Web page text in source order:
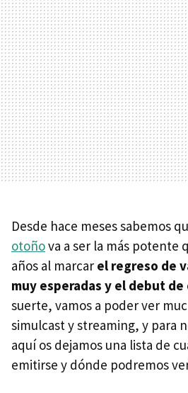
Desde hace meses sabemos
otoñova a ser la más potente
años al marcar el regreso de
muy esperadas y el debut
suerte, vamos a poder ver
simulcast y streaming, y para
aquí os dejamos una lista de
emitirse y dónde podremos